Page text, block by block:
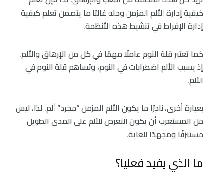
كيفية إدارة الألم المزمن وحله غالبًا ما يتضمن تعلم كيفية
إدارة الإفراط في تنشيط هذه الأنظمة.
كما تعتبر قلة النوم عاملًا مهمًا في كل من الإرهاق والألم.
إذ يسبب الألم اضطرابات في النوم، وتساهم قلة النوم في
الألم.
بعبارة أخرى، نادرًا ما يكون الألم المزمن “مجرد” ألم. لذا، ليس
من المستغرب أن يكون التعرض للألم على المدى الطويل
مستنزفًا ومجهدًا للغاية.
ما الذي يفيد فعليًا؟